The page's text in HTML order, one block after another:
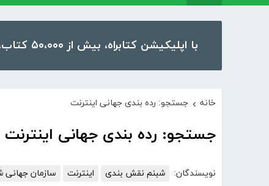
با اپلیکیشن کتابراه، بیش از ۵۰،۰۰۰ کتاب، کتاب صوتی و رمان را در موبایل و تبلت خود داشته باشید!
خانه › جستجو: رده بندی جهانی اینترنت
جستجو: رده بندی جهانی اینترنت
نویسندگان: شبنم نقش بندی اینترنت سازمان